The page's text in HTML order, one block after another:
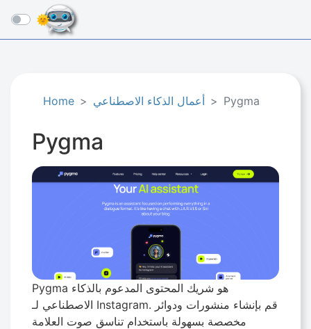
☰
Home أعمال الذكاء الاصطناعي Pygma
Pygma
Pygma هو شريك المحتوى المدعوم بالذكاء
الاصطناعي لـ Instagram. قم بإنشاء منشورات ودوائر
مخصصة بسهولة باستخدام تناسق صوت العلامة